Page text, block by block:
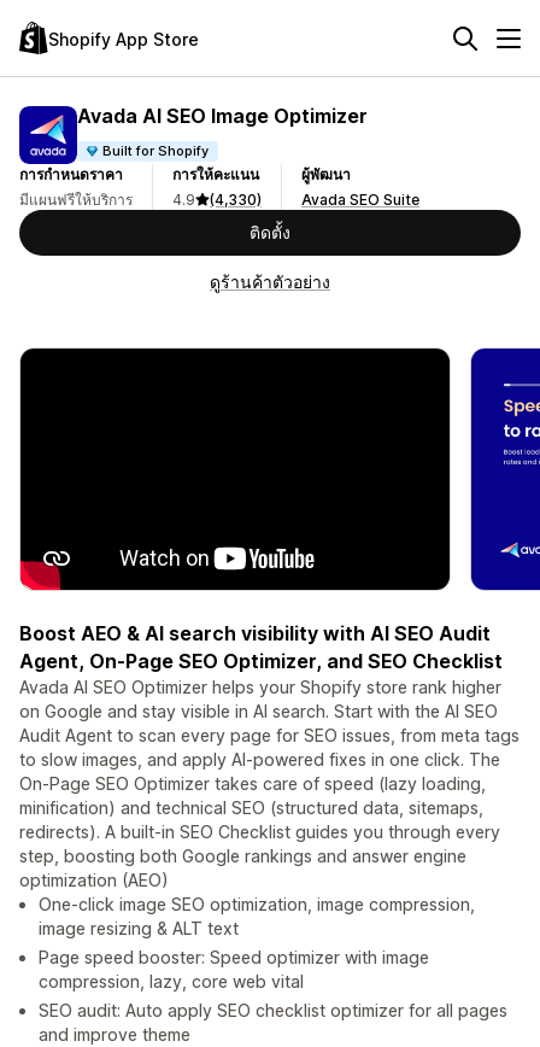
Shopify App Store
Avada AI SEO Image Optimizer
Built for Shopify
การกำหนดราคา
มีแผนฟรีให้บริการ
การให้คะแนน
4.9
(4,330)
ผู้พัฒนา
Avada SEO Suite
ติดตั้ง
ดูร้านค้าตัวอย่าง
Boost AEO & AI search visibility with AI SEO Audit
Agent, On-Page SEO Optimizer, and SEO Checklist
Avada AI SEO Optimizer helps your Shopify store rank higher
on Google and stay visible in AI search. Start with the AI SEO
Audit Agent to scan every page for SEO issues, from meta tags
to slow images, and apply AI-powered fixes in one click. The
On-Page SEO Optimizer takes care of speed (lazy loading,
minification) and technical SEO (structured data, sitemaps,
redirects). A built-in SEO Checklist guides you through every
step, boosting both Google rankings and answer engine
optimization (AEO)
One-click image SEO optimization, image compression,
image resizing & ALT text
Page speed booster: Speed optimizer with image
compression, lazy, core web vital
SEO audit: Auto apply SEO checklist optimizer for all pages
and improve theme